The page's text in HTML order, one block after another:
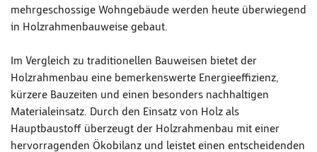
mehrgeschossige Wohngebäude werden heute überwiegend
in Holzrahmenbauweise gebaut.
Im Vergleich zu traditionellen Bauweisen bietet der
Holzrahmenbau eine bemerkenswerte Energieeffizienz,
kürzere Bauzeiten und einen besonders nachhaltigen
Materialeinsatz. Durch den Einsatz von Holz als
Hauptbaustoff überzeugt der Holzrahmenbau mit einer
hervorragenden Ökobilanz und leistet einen entscheidenden